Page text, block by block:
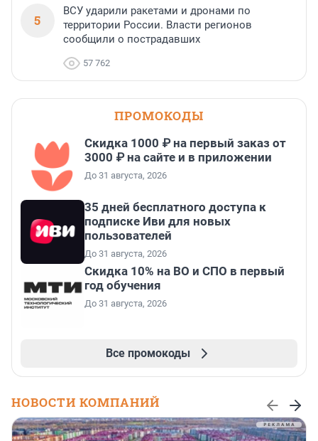
5
ВСУ ударили ракетами и дронами по
территории России. Власти регионов
сообщили о пострадавших
57 762
ПРОМОКОДЫ
Скидка 1000 ₽ на первый заказ от
3000 ₽ на сайте и в приложении
До 31 августа, 2026
35 дней бесплатного доступа к
подписке Иви для новых
пользователей
До 31 августа, 2026
Скидка 10% на ВО и СПО в первый
год обучения
До 31 августа, 2026
Все промокоды
НОВОСТИ КОМПАНИЙ